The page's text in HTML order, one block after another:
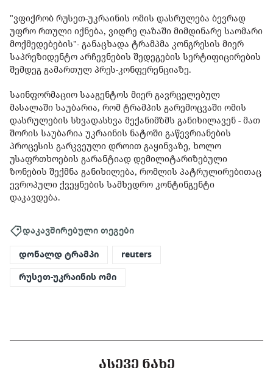
"ვფიქრობ რუსეთ-უკრაინის ომის დასრულება ბევრად
უფრო რთული იქნება, ვიდრე ღაზაში მიმდინარე საომარი
მოქმედებების"- განაცხადა ტრამპმა კონგრესის მიერ
საპრეზიდენტო არჩევნების შედეგების სერტიფიცირების
შემდეგ გამართულ პრეს-კონფერენციაზე.
საინფორმაციო სააგენტოს მიერ გავრცელებულ
მასალაში საუბარია, რომ ტრამპის გარემოცვაში ომის
დასრულების სხვადასხვა მექანიმზმს განიხილავენ - მათ
შორის საუბარია უკრაინის ნატოში გაწევრიანების
პროცესის გარკვეული დროით გაყინვაზე, ხოლო
უსაფრთხოების გარანტიად დემილიტარიზებული
ზონების შექმნა განიხილება, რომლის პატრულირებითაც
ევროპული ქვეყნების სამხედრო კონტინგენტი
დაკავდება.
დაკავშირებული თეგები
დონალდ ტრამპი reuters
რუსეთ-უკრაინის ომი
ᲐᲡᲔᲕᲔ ᲜᲐᲮᲔ